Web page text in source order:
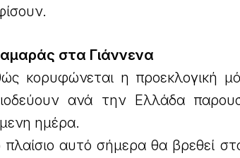
στα Γιάννενα
κορυφώνεται η προεκλογική
ανά την Ελλάδα
ημέρα.
πλαίσιο αυτό σήμερα θα βρεθεί